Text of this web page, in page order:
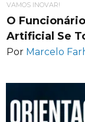
VAMOS INOVAR!
O
Artificial Se
Por Marcelo